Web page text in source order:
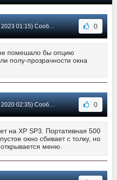
01:15) Сообщение #3 0
помешало бы опцию
полу-прозрачности окна
02:35) Сообщение #2 0
на ХР SP3. Портативная 500
окно сбивает с толку, но
меню.